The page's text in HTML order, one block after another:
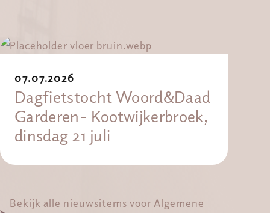
07.07.2026
Dagfietstocht Woord&Daad
Garderen- Kootwijkerbroek,
dinsdag 21 juli
Bekijk alle nieuwsitems voor Algemene